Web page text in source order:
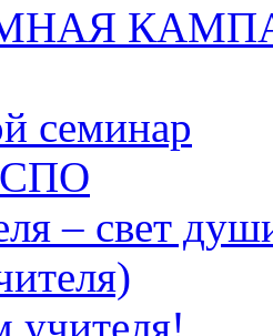
семинар
СПО
– свет